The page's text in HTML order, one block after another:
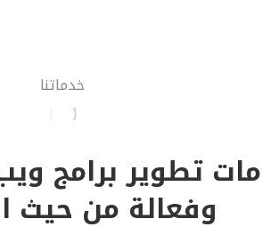
خدماتنا
تطوير برامج
وفعالة من حيث